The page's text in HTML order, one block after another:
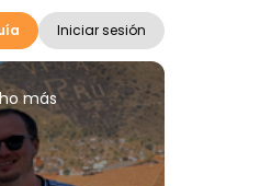
Iniciar sesión
más